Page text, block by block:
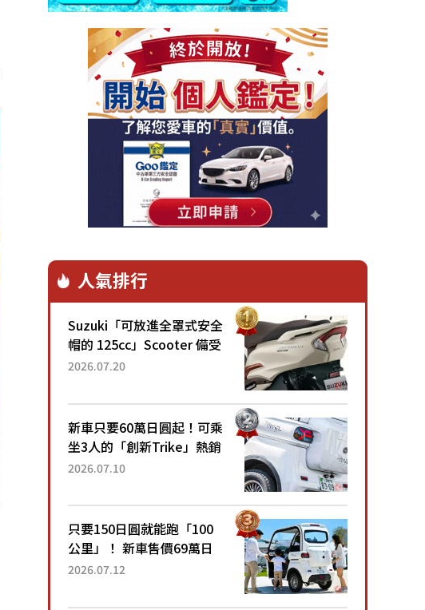
人氣排行
Suzuki「可放進全罩式安全
帽的 125cc」Scooter 備受
矚目！採用全新流線設計與
已陸續開始出口的新款
「B...
2026.07.20
新車只要60萬日圓起！可乘
坐3人的「創新Trike」熱銷
大賣成為人氣車款！「養車
日圓就能跑100公里」「小
朋友坐得...
2026.07.10
只要150日圓就能跑「100
公里」！ 新車售價69萬日
圓的「3人座」Trike大受歡
為何能迅速熱賣？
2026.07.12